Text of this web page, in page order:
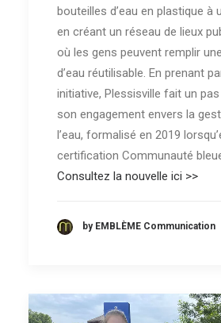
bouteilles d’eau en plastique à
en créant un réseau de lieux
où les gens peuvent remplir
d’eau réutilisable. En prenant
initiative, Plessisville fait un
son engagement envers la
l’eau, formalisé en 2019
certification Communauté
Consultez la nouvelle ici >>
by EMBLÈME Communication